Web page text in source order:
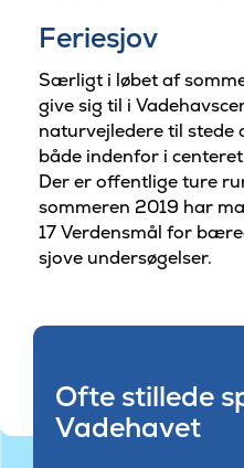
Feriesjov
Særligt i løbet af
give sig til i
naturvejledere til
både indenfor i
Der er offentlige ture
sommeren 2019 har
17 Verdensmål for
sjove undersøgelser.
Ofte stillede
Vadehavet